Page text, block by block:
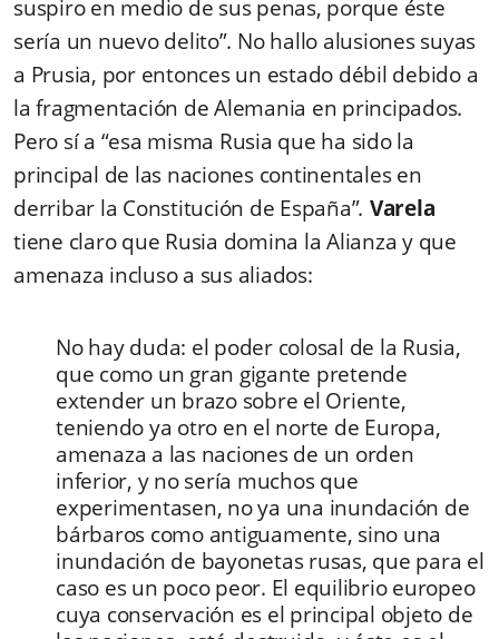
suspiro en medio de sus penas, porque éste
sería un nuevo delito”. No hallo alusiones suyas
a Prusia, por entonces un estado débil debido a
la fragmentación de Alemania en principados.
Pero sí a “esa misma Rusia que ha sido la
principal de las naciones continentales en
derribar la Constitución de España”. Varela
tiene claro que Rusia domina la Alianza y que
amenaza incluso a sus aliados:
No hay duda: el poder colosal de la Rusia,
que como un gran gigante pretende
extender un brazo sobre el Oriente,
teniendo ya otro en el norte de Europa,
amenaza a las naciones de un orden
inferior, y no sería muchos que
experimentasen, no ya una inundación de
bárbaros como antiguamente, sino una
inundación de bayonetas rusas, que para el
caso es un poco peor. El equilibrio europeo
cuya conservación es el principal objeto de